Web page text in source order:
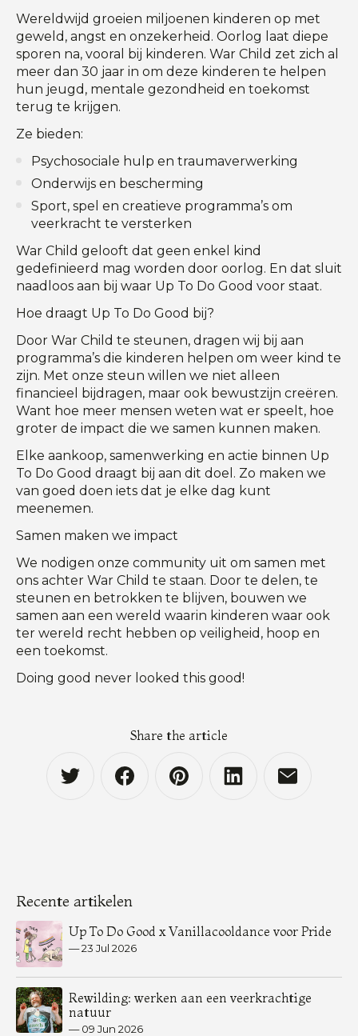
Wereldwijd groeien miljoenen kinderen op met
geweld, angst en onzekerheid. Oorlog laat diepe
sporen na, vooral bij kinderen. War Child zet zich al
meer dan 30 jaar in om deze kinderen te helpen
hun jeugd, mentale gezondheid en toekomst
terug te krijgen.
Ze bieden:
Psychosociale hulp en traumaverwerking
Onderwijs en bescherming
Sport, spel en creatieve programma’s om
veerkracht te versterken
War Child gelooft dat geen enkel kind
gedefinieerd mag worden door oorlog. En dat sluit
naadloos aan bij waar Up To Do Good voor staat.
Hoe draagt Up To Do Good bij?
Door War Child te steunen, dragen wij bij aan
programma’s die kinderen helpen om weer kind te
zijn. Met onze steun willen we niet alleen
financieel bijdragen, maar ook bewustzijn creëren.
Want hoe meer mensen weten wat er speelt, hoe
groter de impact die we samen kunnen maken.
Elke aankoop, samenwerking en actie binnen Up
To Do Good draagt bij aan dit doel. Zo maken we
van goed doen iets dat je elke dag kunt
meenemen.
Samen maken we impact
We nodigen onze community uit om samen met
ons achter War Child te staan. Door te delen, te
steunen en betrokken te blijven, bouwen we
samen aan een wereld waarin kinderen waar ook
ter wereld recht hebben op veiligheid, hoop en
een toekomst.
Doing good never looked this good!
Share the article
Recente artikelen
Up To Do Good x Vanillacooldance voor Pride
—23 Jul 2026
Rewilding: werken aan een veerkrachtige
natuur
—09 Jun 2026